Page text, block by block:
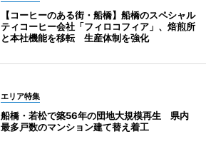
【コーヒーのある街・船橋】船橋のスペシャル
ティコーヒー会社「フィロコフィア」、焙煎所
と本社機能を移転 生産体制を強化
エリア特集
船橋・若松で築56年の団地大規模再生 県内
最多戸数のマンション建て替え着工